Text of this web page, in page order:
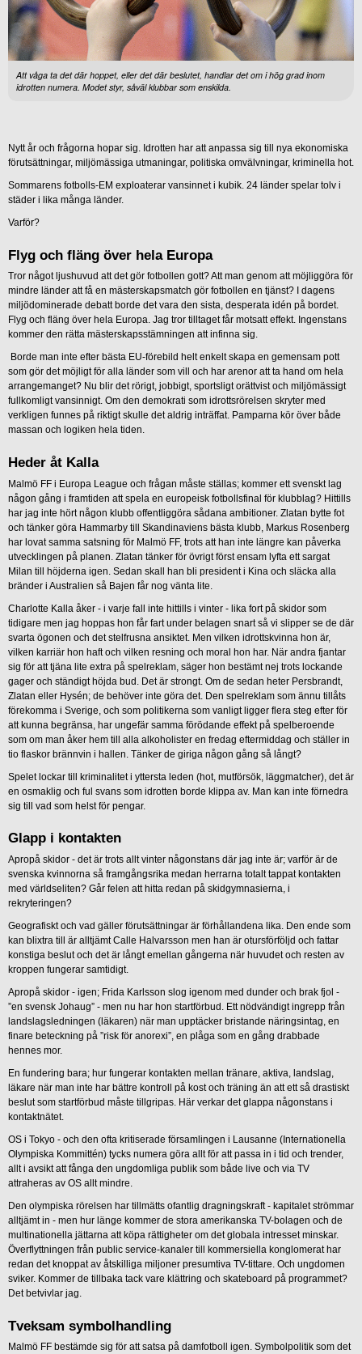
Att våga ta det där hoppet, eller det där beslutet, handlar det om i hög grad inom
idrotten numera. Modet styr, såväl klubbar som enskilda.
Nytt år och frågorna hopar sig. Idrotten har att anpassa sig till nya ekonomiska
förutsättningar, miljömässiga utmaningar, politiska omvälvningar, kriminella hot.
Sommarens fotbolls-EM exploaterar vansinnet i kubik. 24 länder spelar tolv i
städer i lika många länder.
Varför?
Flyg och fläng över hela Europa
Tror något ljushuvud att det gör fotbollen gott? Att man genom att möjliggöra för
mindre länder att få en mästerskapsmatch gör fotbollen en tjänst? I dagens
miljödominerade debatt borde det vara den sista, desperata idén på bordet.
Flyg och fläng över hela Europa. Jag tror tilltaget får motsatt effekt. Ingenstans
kommer den rätta mästerskapsstämningen att infinna sig.
Borde man inte efter bästa EU-förebild helt enkelt skapa en gemensam pott
som gör det möjligt för alla länder som vill och har arenor att ta hand om hela
arrangemanget? Nu blir det rörigt, jobbigt, sportsligt orättvist och miljömässigt
fullkomligt vansinnigt. Om den demokrati som idrottsrörelsen skryter med
verkligen funnes på riktigt skulle det aldrig inträffat. Pamparna kör över både
massan och logiken hela tiden.
Heder åt Kalla
Malmö FF i Europa League och frågan måste ställas; kommer ett svenskt lag
någon gång i framtiden att spela en europeisk fotbollsfinal för klubblag? Hittills
har jag inte hört någon klubb offentliggöra sådana ambitioner. Zlatan bytte fot
och tänker göra Hammarby till Skandinaviens bästa klubb, Markus Rosenberg
har lovat samma satsning för Malmö FF, trots att han inte längre kan påverka
utvecklingen på planen. Zlatan tänker för övrigt först ensam lyfta ett sargat
Milan till höjderna igen. Sedan skall han bli president i Kina och släcka alla
bränder i Australien så Bajen får nog vänta lite.
Charlotte Kalla åker - i varje fall inte hittills i vinter - lika fort på skidor som
tidigare men jag hoppas hon får fart under belagen snart så vi slipper se de där
svarta ögonen och det stelfrusna ansiktet. Men vilken idrottskvinna hon är,
vilken karriär hon haft och vilken resning och moral hon har. När andra fjantar
sig för att tjäna lite extra på spelreklam, säger hon bestämt nej trots lockande
gager och ständigt höjda bud. Det är strongt. Om de sedan heter Persbrandt,
Zlatan eller Hysén; de behöver inte göra det. Den spelreklam som ännu tillåts
förekomma i Sverige, och som politikerna som vanligt ligger flera steg efter för
att kunna begränsa, har ungefär samma förödande effekt på spelberoende
som om man åker hem till alla alkoholister en fredag eftermiddag och ställer in
tio flaskor brännvin i hallen. Tänker de giriga någon gång så långt?
Spelet lockar till kriminalitet i yttersta leden (hot, mutförsök, läggmatcher), det är
en osmaklig och ful svans som idrotten borde klippa av. Man kan inte förnedra
sig till vad som helst för pengar.
Glapp i kontakten
Apropå skidor - det är trots allt vinter någonstans där jag inte är; varför är de
svenska kvinnorna så framgångsrika medan herrarna totalt tappat kontakten
med världseliten? Går felen att hitta redan på skidgymnasierna, i
rekryteringen?
Geografiskt och vad gäller förutsättningar är förhållandena lika. Den ende som
kan blixtra till är alltjämt Calle Halvarsson men han är otursförföljd och fattar
konstiga beslut och det är långt emellan gångerna när huvudet och resten av
kroppen fungerar samtidigt.
Apropå skidor - igen; Frida Karlsson slog igenom med dunder och brak fjol -
”en svensk Johaug” - men nu har hon startförbud. Ett nödvändigt ingrepp från
landslagsledningen (läkaren) när man upptäcker bristande näringsintag, en
finare beteckning på ”risk för anorexi”, en plåga som en gång drabbade
hennes mor.
En fundering bara; hur fungerar kontakten mellan tränare, aktiva, landslag,
läkare när man inte har bättre kontroll på kost och träning än att ett så drastiskt
beslut som startförbud måste tillgripas. Här verkar det glappa någonstans i
kontaktnätet.
OS i Tokyo - och den ofta kritiserade församlingen i Lausanne (Internationella
Olympiska Kommittén) tycks numera göra allt för att passa in i tid och trender,
allt i avsikt att fånga den ungdomliga publik som både live och via TV
attraheras av OS allt mindre.
Den olympiska rörelsen har tillmätts ofantlig dragningskraft - kapitalet strömmar
alltjämt in - men hur länge kommer de stora amerikanska TV-bolagen och de
multinationella jättarna att köpa rättigheter om det globala intresset minskar.
Överflyttningen från public service-kanaler till kommersiella konglomerat har
redan det knoppat av åtskilliga miljoner presumtiva TV-tittare. Och ungdomen
sviker. Kommer de tillbaka tack vare klättring och skateboard på programmet?
Det betvivlar jag.
Tveksam symbolhandling
Malmö FF bestämde sig för att satsa på damfotboll igen. Symbolpolitik som det